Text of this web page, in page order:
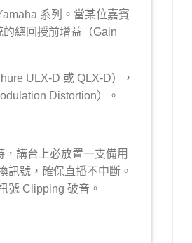
系列。當某位嘉賓
總回授前增益（Gain
ULX-D 或 QLX-D），
Distortion）。
講台上必放置一支備用
訊號，確保直播不中斷。
號 Clipping 破音。